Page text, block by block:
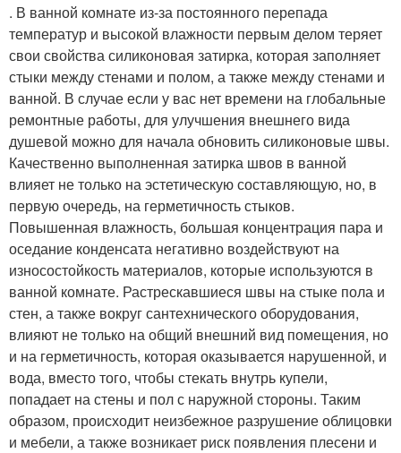
. В ванной комнате из-за постоянного перепада
температур и высокой влажности первым делом теряет
свои свойства силиконовая затирка, которая заполняет
стыки между стенами и полом, а также между стенами и
ванной. В случае если у вас нет времени на глобальные
ремонтные работы, для улучшения внешнего вида
душевой можно для начала обновить силиконовые швы.
Качественно выполненная затирка швов в ванной
влияет не только на эстетическую составляющую, но, в
первую очередь, на герметичность стыков.
Повышенная влажность, большая концентрация пара и
оседание конденсата негативно воздействуют на
износостойкость материалов, которые используются в
ванной комнате. Растрескавшиеся швы на стыке пола и
стен, а также вокруг сантехнического оборудования,
влияют не только на общий внешний вид помещения, но
и на герметичность, которая оказывается нарушенной, и
вода, вместо того, чтобы стекать внутрь купели,
попадает на стены и пол с наружной стороны. Таким
образом, происходит неизбежное разрушение облицовки
и мебели, а также возникает риск появления плесени и